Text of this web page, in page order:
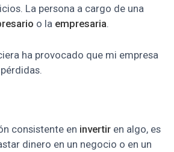
La persona a cargo de una
o la empresaria.
ha provocado que mi empresa
consistente en invertir en algo, es
dinero en un negocio o en un